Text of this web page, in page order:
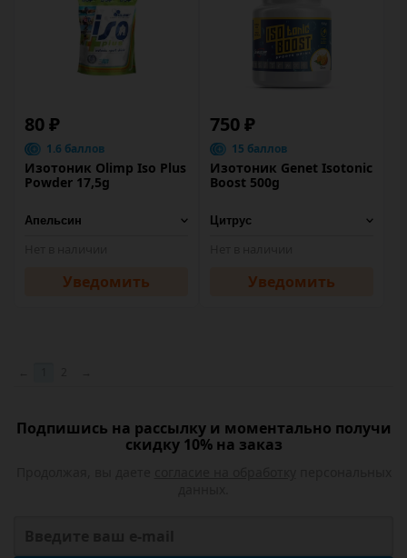
80 ₽
1.6 баллов
Изотоник Olimp Iso Plus
Powder 17,5g
Уведомить
750 ₽
15 баллов
Изотоник Genet Isotonic
Boost 500g
Уведомить
Подпишись на рассылку и моментально получи
скидку 10% на заказ